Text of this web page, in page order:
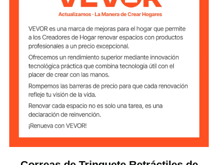
Carga nominal 400 libras / 181 kg
Resistencia a la
rotura
1200 libras / 544 kg
Material
Acero al carbono 45#,
poliéster y PP
Peso neto 3,4 kg / 7,50 libras